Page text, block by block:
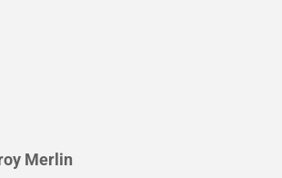
Merlin